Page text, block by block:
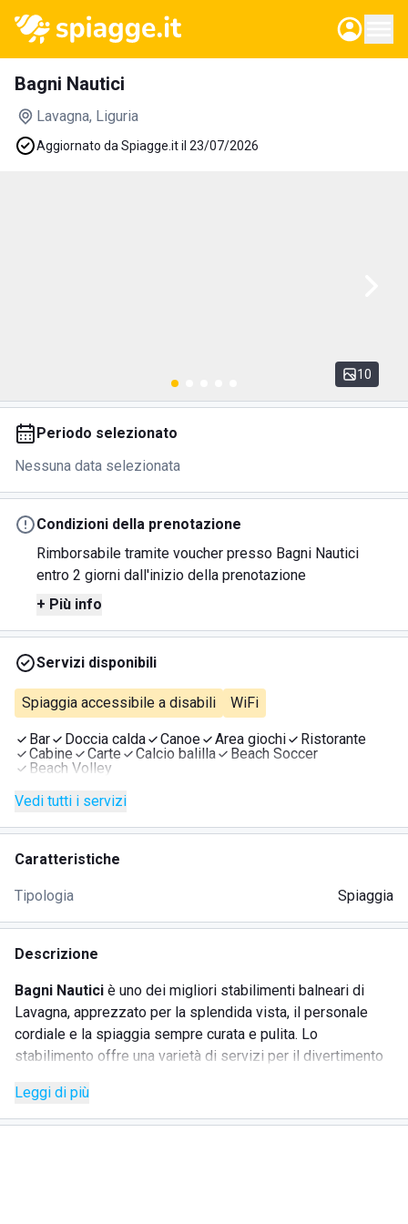
Bagni Nautici
Lavagna, Liguria
Aggiornato da Spiagge.it il 23/07/2026
10
Periodo selezionato
Nessuna data selezionata
Condizioni della prenotazione
Rimborsabile tramite voucher presso Bagni Nautici
entro 2 giorni dall'inizio della prenotazione
+ Più info
Servizi disponibili
Spiaggia accessibile a disabili WiFi
Bar Doccia calda Canoe Area giochi
Ristorante
Cabine
Carte Calcio balilla
Beach Soccer
Beach Volley
Vedi tutti i servizi
Caratteristiche
Tipologia Spiaggia
Descrizione
Bagni Nautici è uno dei migliori stabilimenti balneari di
Lavagna, apprezzato per la splendida vista, il personale
cordiale e la spiaggia sempre curata e pulita. Lo
stabilimento offre una varietà di servizi per il divertimento
da ping pong e un'area giochi per bambini. È possibile
noleggiare canoe, SUP e una piccola barca a remi. Il
Leggi di più